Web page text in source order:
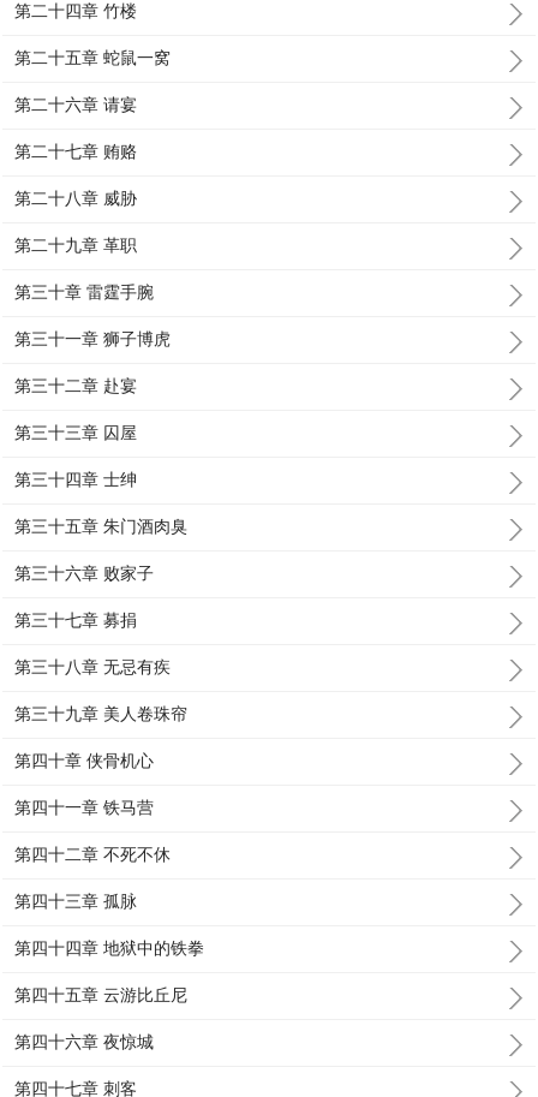
第二十四章 竹楼
第二十五章 蛇鼠一窝
第二十六章 请宴
第二十七章 贿赂
第二十八章 威胁
第二十九章 革职
第三十章 雷霆手腕
第三十一章 狮子博虎
第三十二章 赴宴
第三十三章 囚屋
第三十四章 士绅
第三十五章 朱门酒肉臭
第三十六章 败家子
第三十七章 募捐
第三十八章 无忌有疾
第三十九章 美人卷珠帘
第四十章 侠骨机心
第四十一章 铁马营
第四十二章 不死不休
第四十三章 孤脉
第四十四章 地狱中的铁拳
第四十五章 云游比丘尼
第四十六章 夜惊城
第四十七章 刺客